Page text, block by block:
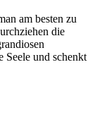
am besten zu
die
und schenkt